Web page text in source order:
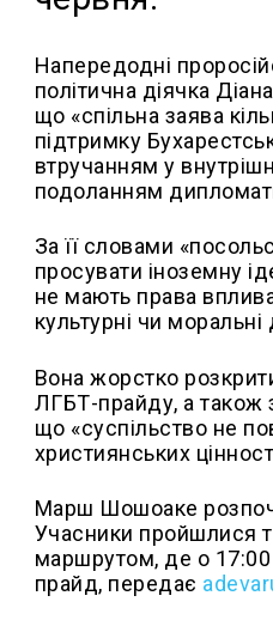
Напередодні
політична діячка
що «спільна заява
підтримку
втручанням у
подоланням
За її словами
просувати іноземну
не мають права
культурні чи моральні
Вона жорстко
ЛГБТ-прайду, а також
що «суспільство не
християнських
Марш Шошоаке
Учасники пройшлися
маршрутом, де о
прайд, передає